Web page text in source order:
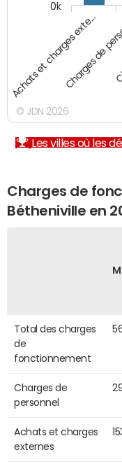
Achats et charges exte…
Charges de
0k
© JDN 2026
Les villes où les
Charges de
Bétheniville en
Total des charges
de
fonctionnement
Charges de
personnel
Achats et charges
externes